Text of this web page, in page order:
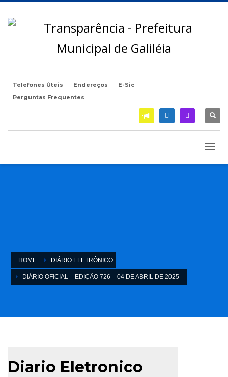
Telefones Úteis Endereços
E-Sic
Perguntas Frequentes
HOME DIÁRIO ELETRÔNICO
DIÁRIO OFICIAL – EDIÇÃO 726 – 04 DE ABRIL DE 2025
Diario Eletronico